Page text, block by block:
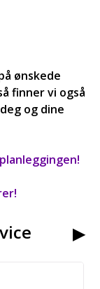
Lille Havfrue
ønskede
finner vi også
og dine